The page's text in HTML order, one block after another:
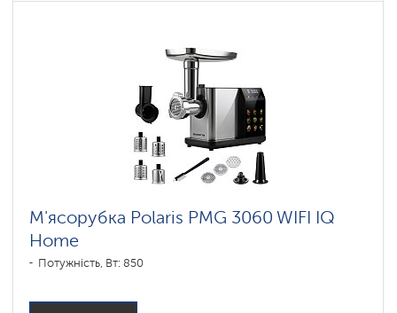
М'ясорубка Polaris PMG 3060 WIFI IQ
Home
Потужність, Вт: 850